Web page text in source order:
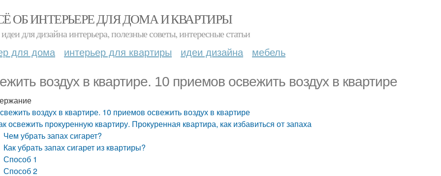
ОБ ИНТЕРЬЕРЕ ДЛЯ ДОМА И КВАРТИРЫ
для дизайна интерьера, полезные советы, интересные статьи
для дома интерьер для квартиры идеи дизайна мебель
воздух в квартире. 10 приемов освежить воздух в квартире
воздух в квартире. 10 приемов освежить воздух в квартире
освежить прокуренную квартиру. Прокуренная квартира, как избавиться от запаха
Чем убрать запах сигарет?
Как убрать запах сигарет из квартиры?
Способ 1
Способ 2